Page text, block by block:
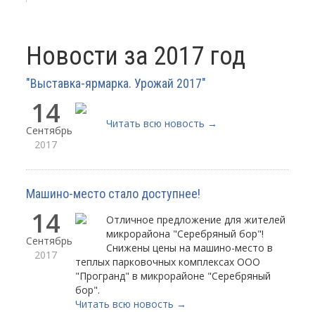
Новости за 2017 год
"Выставка-ярмарка. Урожай 2017"
14
Сентябрь
2017
Читать всю новость →
Машино-место стало доступнее!
14
Сентябрь
2017
Отличное предложение для жителей
микрора­йона "Серебряный бор­"!
Снижены цены на маши­но-место в
теплых па­рковочных комплексах ООО
"Програнд" в ми­крорайоне "Серебряный
бор".
Читать всю новость →